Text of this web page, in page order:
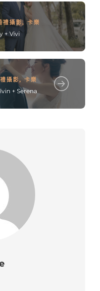
攝影,卡樂
+ Vivi
攝影,卡樂
+ Serena